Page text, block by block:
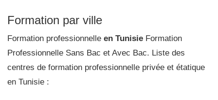
Formation par ville
Formation professionnelle en Tunisie Formation
Professionnelle Sans Bac et Avec Bac. Liste des
centres de formation professionnelle privée et étatique
en Tunisie :